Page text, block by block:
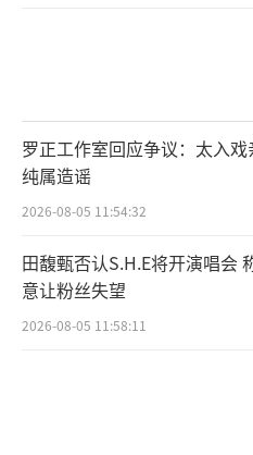
是最合适的。”
攒局：用最华丽阵
咖“免费”帮衬
入行的时候，梁慧
影制作，她笑说自己挺
自拍摄一部电影几乎不
罗正工作室回应争议：太入戏
纯属造谣
2026-08-05 11:54:32
田馥甄否认S.H.E将开演唱会
意让粉丝失望
2026-08-05 11:58:11